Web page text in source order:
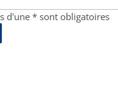
d'une * sont obligatoires